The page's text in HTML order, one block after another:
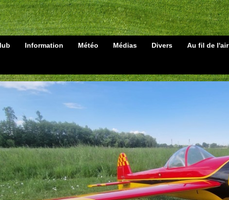
Information Météo Médias Divers Au fil de l'air